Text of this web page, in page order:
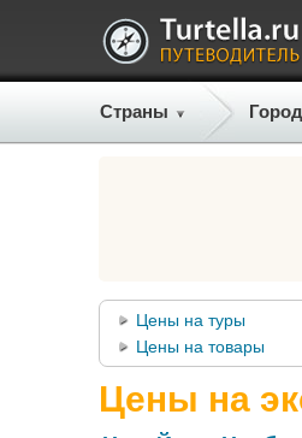
Страны
Цены на туры
Цены на товары
Цены на